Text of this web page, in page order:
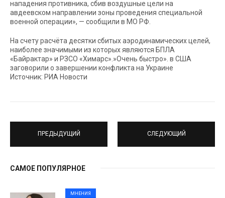
нападения противника, сбив воздушные цели на
авдеевском направлении зоны проведения специальной
военной операции», — сообщили в МО РФ.
На счету расчёта десятки сбитых аэродинамических целей,
наиболее значимыми из которых являются БПЛА
«Байрактар» и РЗСО «Химарс».»Очень быстро». в США
заговорили о завершении конфликта на Украине
Источник: РИА Новости
ПРЕДЫДУЩИЙ СЛЕДУЮЩИЙ
САМОЕ ПОПУЛЯРНОЕ
МНЕНИЯ